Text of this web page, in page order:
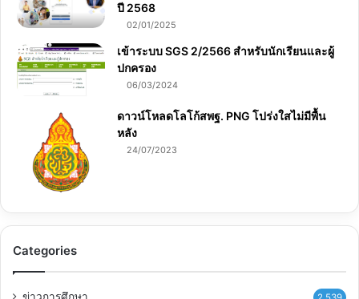
ปี 2568
02/01/2025
เข้าระบบ SGS 2/2566 สำหรับนักเรียนและผู้
ปกครอง
06/03/2024
ดาวน์โหลดโลโก้สพฐ. PNG โปร่งใสไม่มีพื้น
หลัง
24/07/2023
Categories